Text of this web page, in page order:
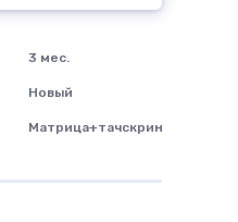
3 мес.
Новый
Матрица+тачскрин